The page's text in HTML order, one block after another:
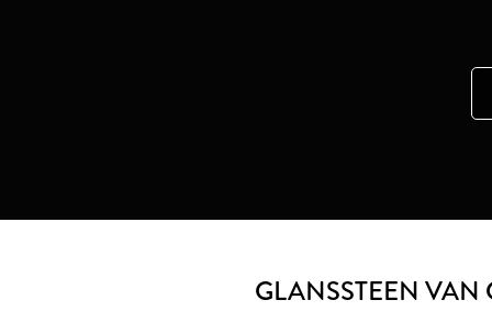
GLANSSTEEN VAN